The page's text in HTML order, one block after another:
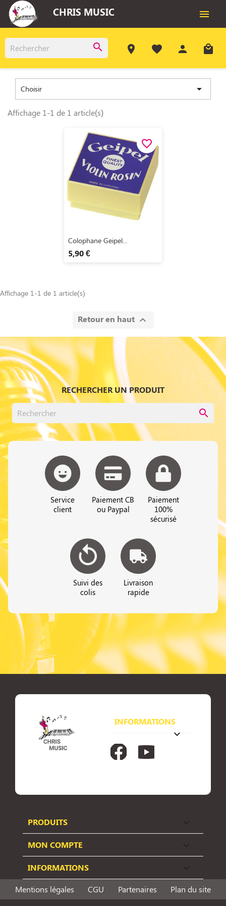
CHRIS MUSIC 
search room favorite person local_mall
Choisir 
Affichage 1-1 de 1 article(s)
 Aperçu rapide
Colophane Geipel...
5,90 €
favorite_border
Affichage 1-1 de 1 article(s)
Retour en haut 
RECHERCHER UN PRODUIT
search
Service
client
Paiement CB
ou Paypal
Paiement
100%
sécurisé
Suivi des
colis
Livraison
rapide
INFORMATIONS
keyboard_arrow_down
FacebookYouTube
PRODUITS
MON COMPTE
INFORMATIONS
Mentions légales CGU Partenaires Plan du site